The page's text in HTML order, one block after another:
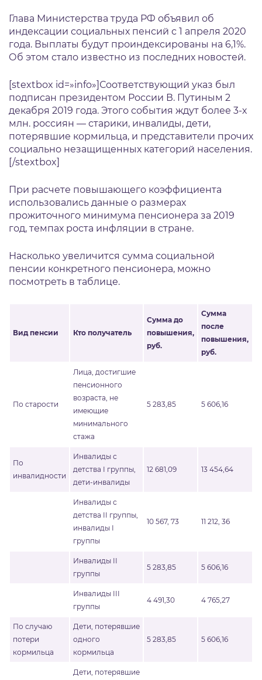
Глава Министерства труда РФ объявил об
индексации социальных пенсий с 1 апреля 2020
года. Выплаты будут проиндексированы на 6,1%.
Об этом стало известно из последних новостей.
[stextbox id=»info»]Соответствующий указ был
подписан президентом России В. Путиным 2
декабря 2019 года. Этого события ждут более 3-х
млн. россиян — старики, инвалиды, дети,
потерявшие кормильца, и представители прочих
социально незащищенных категорий населения.
[/stextbox]
При расчете повышающего коэффициента
использовались данные о размерах
прожиточного минимума пенсионера за 2019
год, темпах роста инфляции в стране.
Насколько увеличится сумма социальной
пенсии конкретного пенсионера, можно
посмотреть в таблице.
Вид пенсии Кто получатель
Сумма до
повышения,
руб.
Сумма
после
повышения,
руб.
По старости
Лица, достигшие
пенсионного
возраста, не
имеющие
минимального
стажа
5 283,85 5 606,16
По
инвалидности
Инвалиды с
детства I группы,
дети-инвалиды
12 681,09 13 454,64
Инвалиды с
детства II группы,
инвалиды I
группы
10 567, 73 11 212, 36
Инвалиды II
группы
5 283,85 5 606,16
Инвалиды III
группы
4 491,30 4 765,27
По случаю
потери
кормильца
Дети, потерявшие
одного
кормильца
5 283,85 5 606,16
Дети, потерявшие